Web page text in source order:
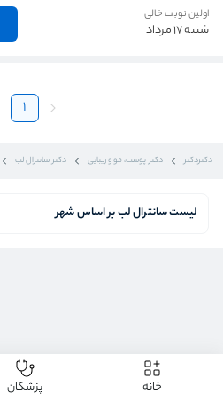
دکتردکتر دکتر پوست، مو و زیبایی دکتر سانترال لب
اولین نوبت خالی
شنبه 17 مرداد
1
لیست سانترال لب بر اساس شهر
خانه پزشکان